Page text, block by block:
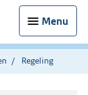
Menu
Regeling